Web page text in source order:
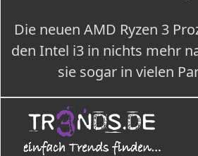
Die neuen AMD Ryzen 3
den Intel i3 in nichts mehr
sie sogar in vielen